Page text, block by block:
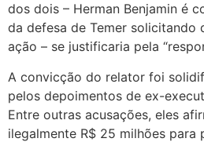
dos dois – Herman Benjamin é
da defesa de Temer solicitando
ação – se justificaria pela
A convicção do relator foi
pelos depoimentos de ex-
Entre outras acusações, eles
ilegalmente R$ 25 milhões para